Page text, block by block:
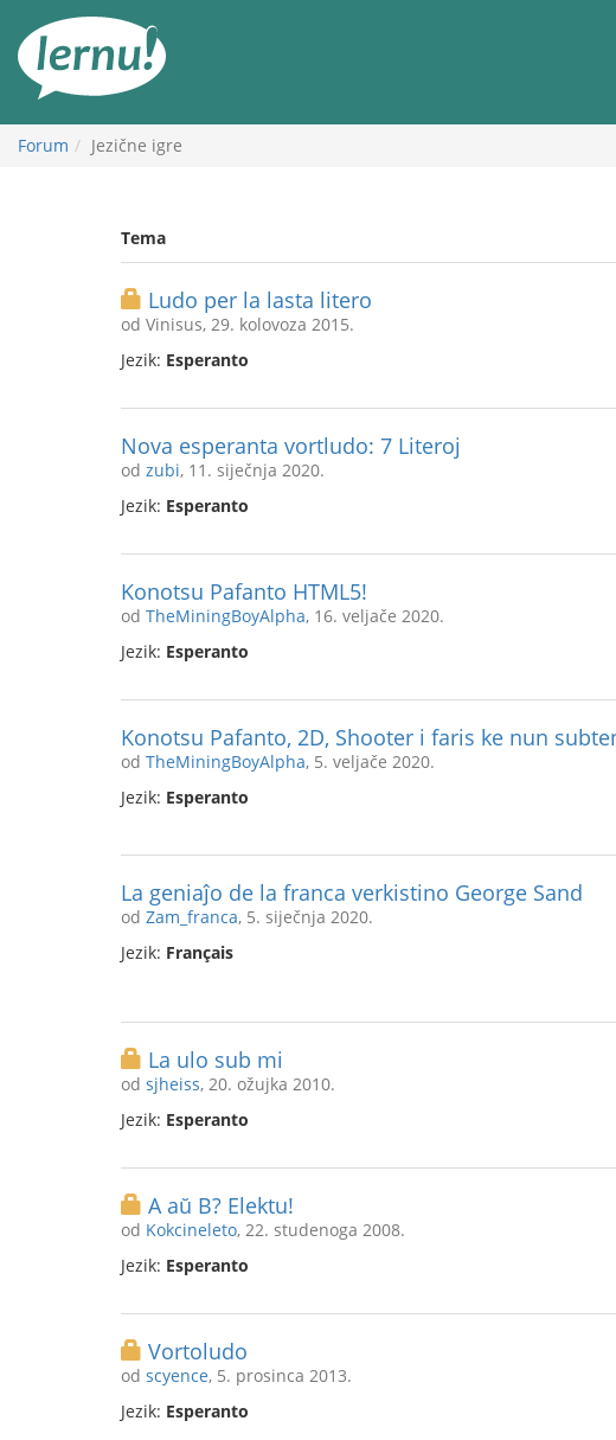
Forum Jezične igre
Tema
Ludo per la lasta litero
od Vinisus, 29. kolovoza 2015.
Jezik: Esperanto
Nova esperanta vortludo: 7 Literoj
od zubi, 11. siječnja 2020.
Jezik: Esperanto
Konotsu Pafanto HTML5!
od TheMiningBoyAlpha, 16. veljače 2020.
Jezik: Esperanto
Konotsu Pafanto, 2D, Shooter i faris ke nun
od TheMiningBoyAlpha, 5. veljače 2020.
Jezik: Esperanto
La geniaĵo de la franca verkistino George Sand
od Zam_franca, 5. siječnja 2020.
Jezik: Français
La ulo sub mi
od sjheiss, 20. ožujka 2010.
Jezik: Esperanto
A aŭ B? Elektu!
od Kokcineleto, 22. studenoga 2008.
Jezik: Esperanto
Vortoludo
od scyence, 5. prosinca 2013.
Jezik: Esperanto